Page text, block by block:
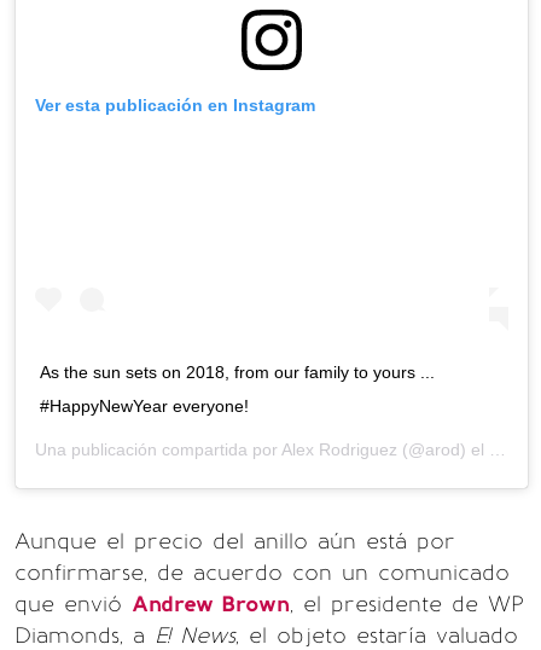
Ver esta publicación en Instagram
As the sun sets on 2018, from our family to yours ...
#HappyNewYear everyone!
Una publicación compartida por Alex Rodriguez (@arod) el
Aunque el precio del anillo aún está por
confirmarse, de acuerdo con un comunicado
que envió Andrew Brown, el presidente de WP
Diamonds, a E! News, el objeto estaría valuado